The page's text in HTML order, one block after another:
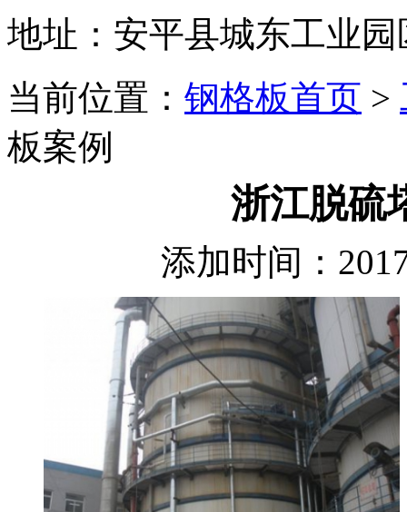
地址：安平县城东工业园
当前位置： 钢格板首页 >
板案例
浙江脱硫
添加时间：